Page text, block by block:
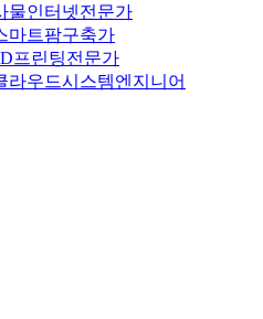
물인터넷전문가
마트팜구축가
프린팅전문가
라우드시스템엔지니어